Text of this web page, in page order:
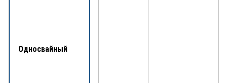
Односвайный